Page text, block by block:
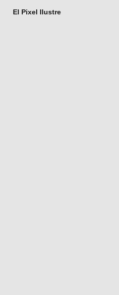
El Pixel Ilustre